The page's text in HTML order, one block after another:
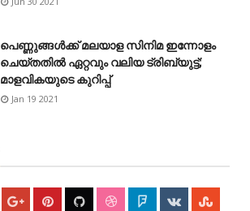
പെണ്ണുങ്ങള്‍ക്ക് മലയാള സിനിമ ഇന്നോളം
ചെയ്‌തതിൽ ഏറ്റവും വലിയ ട്രിബ്യുട്ട്;
മാളവികയുടെ കുറിപ്പ്
Jan 19 2021